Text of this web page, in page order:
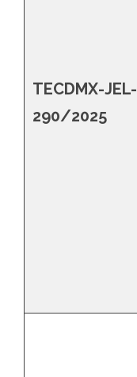
TECDMX-JEL-
290/2025